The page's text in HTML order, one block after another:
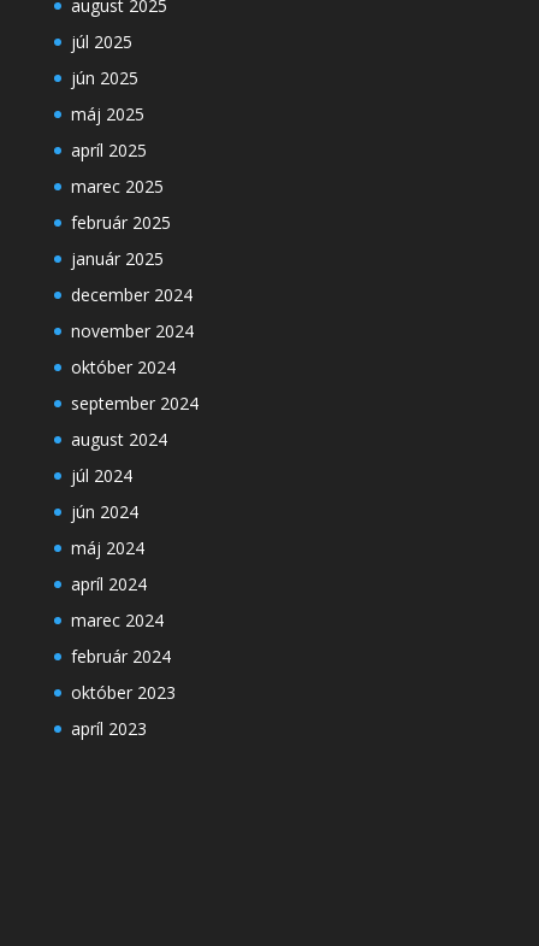
august 2025
júl 2025
jún 2025
máj 2025
apríl 2025
marec 2025
február 2025
január 2025
december 2024
november 2024
október 2024
september 2024
august 2024
júl 2024
jún 2024
máj 2024
apríl 2024
marec 2024
február 2024
október 2023
apríl 2023